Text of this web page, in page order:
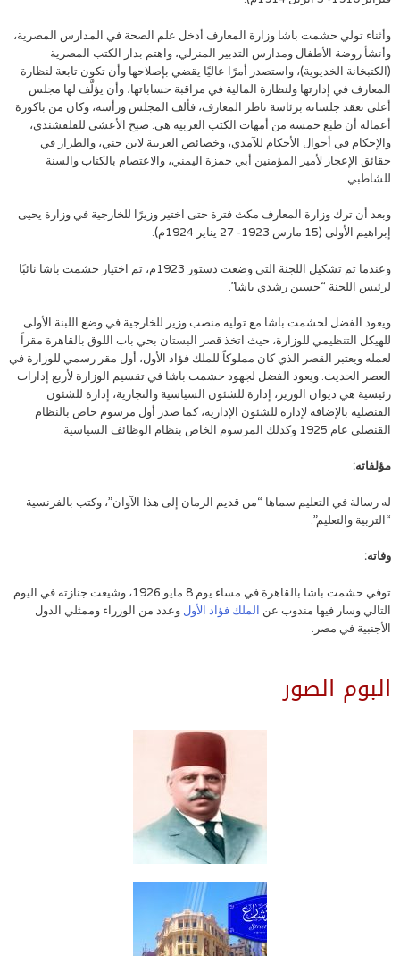
وأثناء تولي حشمت باشا وزارة المعارف أدخل علم الصحة في المدارس المصرية،
وأنشأ روضة الأطفال ومدارس التدبير المنزلي، واهتم بدار الكتب المصرية
(الكتبخانة الخديوية)، واستصدر أمرًا عاليًا يقضي بإصلاحها وأن تكون تابعة لنظارة
المعارف في إدارتها ولنظارة المالية في مراقبة حساباتها، وأن يؤلَّف لها مجلس
أعلى تعقد جلساته برئاسة ناظر المعارف، فألف المجلس ورأسه، وكان من باكورة
أعماله أن طبع خمسة من أمهات الكتب العربية هي: صبح الأعشى للقلقشندي،
والإحكام في أحوال الأحكام للآمدي، وخصائص العربية لابن جني، والطراز في
حقائق الإعجاز لأمير المؤمنين أبي حمزة اليمني، والاعتصام بالكتاب والسنة
للشاطبي.
وبعد أن ترك وزارة المعارف مكث فترة حتى اختير وزيرًا للخارجية في وزارة يحيى
إبراهيم الأولى (15 مارس 1923- 27 يناير 1924م).
وعندما تم تشكيل اللجنة التي وضعت دستور 1923م، تم اختيار حشمت باشا نائبًا
لرئيس اللجنة “حسين رشدي باشا”.
ويعود الفضل لحشمت باشا مع توليه منصب وزير للخارجية في وضع اللبنة الأولى
للهيكل التنظيمي للوزارة، حيث اتخذ قصر البستان بحي باب اللوق بالقاهرة مقراً
لعمله ويعتبر القصر الذي كان مملوكاً للملك فؤاد الأول، أول مقر رسمي للوزارة في
العصر الحديث. ويعود الفضل لجهود حشمت باشا في تقسيم الوزارة لأربع إدارات
رئيسية هي ديوان الوزير، إدارة للشئون السياسية والتجارية، إدارة للشئون
القنصلية بالإضافة لإدارة للشئون الإدارية، كما صدر أول مرسوم خاص بالنظام
القنصلي عام 1925 وكذلك المرسوم الخاص بنظام الوظائف السياسية.
مؤلفاته:
له رسالة في التعليم سماها “من قديم الزمان إلى هذا الآوان”، وكتب بالفرنسية
“التربية والتعليم”.
وفاته:
توفي حشمت باشا بالقاهرة في مساء يوم 8 مايو 1926، وشيعت جنازته في اليوم
التالي وسار فيها مندوب عن الملك فؤاد الأول وعدد من الوزراء وممثلي الدول
الأجنبية في مصر.
البوم الصور